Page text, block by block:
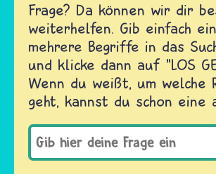
Frage? Da können wir dir
weiterhelfen. Gib einfach
mehrere Begriffe in das
und klicke dann auf "LOS
Wenn du weißt, um welche
geht, kannst du schon eine